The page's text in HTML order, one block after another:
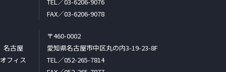
FAX／03-6206-9078
名古屋
オフィス
〒460-0002
愛知県名古屋市中区丸の内3-19-23-8F
TEL／052-265-7814